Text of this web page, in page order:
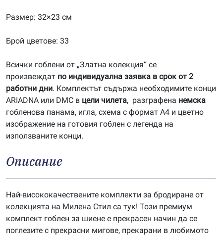
Размер: 32×23 см
Брой цветове: 33
Всички гоблени от „Златна колекция“ се
произвеждат по индивидуална заявка в срок от 2
работни дни. Комплектът съдържа необходимите конци
ARIADNA или DMC в цели чилета, разграфена немска
гобленова панама, игла, схема с формат А4 и цветно
изображение на готовия гоблен с легенда на
използваните конци.
Описание
Най-висококачествените комплекти за бродиране от
колекцията на Милена Стил са тук! Този премиум
комплект гоблен за шиене е прекрасен начин да се
поглезите с прекрасни мигове, прекарани в любимото